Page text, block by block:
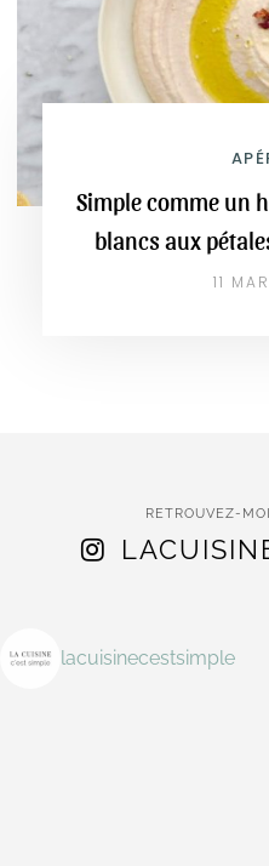
Simple comme un
blancs aux
11
RETROUVEZ-
lacuisinecestsimple